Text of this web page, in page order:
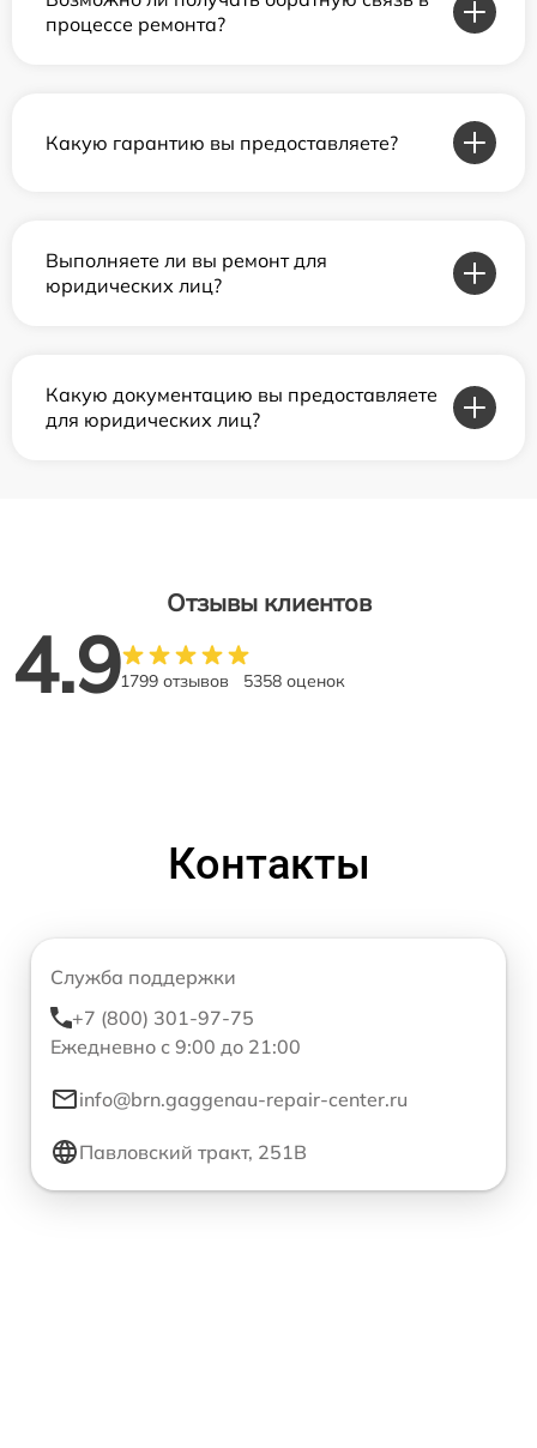
процессе ремонта?
Какую гарантию вы предоставляете?
Выполняете ли вы ремонт для
юридических лиц?
Какую документацию вы предоставляете
для юридических лиц?
Отзывы клиентов
4.91799 отзывов 5358 оценок
Контакты
Служба поддержки
+7 (800) 301-97-75
Ежедневно с 9:00 до 21:00
info@brn.gaggenau-repair-center.ru
Павловский тракт, 251В